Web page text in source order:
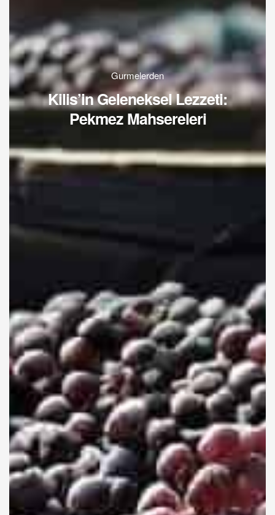
Gurmelerden
Kilis’in Geleneksel Lezzeti:
Pekmez Mahsereleri